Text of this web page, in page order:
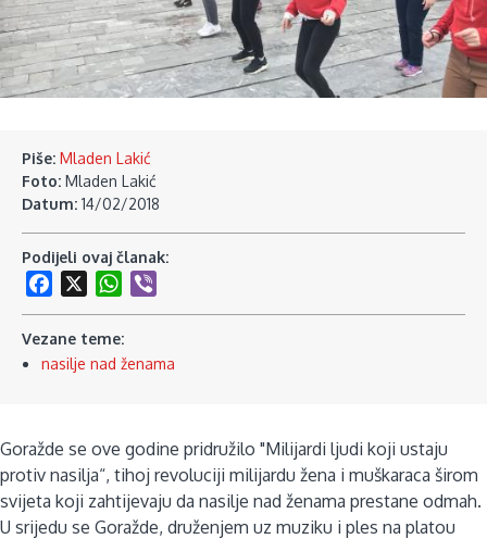
Piše: Mladen Lakić
Foto: Mladen Lakić
Datum: 14/02/2018
Podijeli ovaj članak:
Facebook
WhatsApp
Vezane teme:
nasilje nad ženama
Goražde se ove godine pridružilo "Milijardi ljudi koji ustaju
protiv nasilja“, tihoj revoluciji milijardu žena i muškaraca širom
svijeta koji zahtijevaju da nasilje nad ženama prestane odmah.
U srijedu se Goražde, druženjem uz muziku i ples na platou